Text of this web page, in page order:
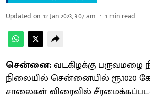
Updated on:12 Jan 2023, 9:07 am 1 min read
சென்னை:வடகிழக்கு பருவமழை
நிலையில் சென்னையில் ரூ.1020
சாலைகள் விரைவில்